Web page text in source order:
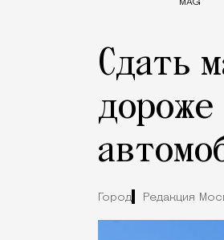
MAG
Сдать
дороже
Город Редакция